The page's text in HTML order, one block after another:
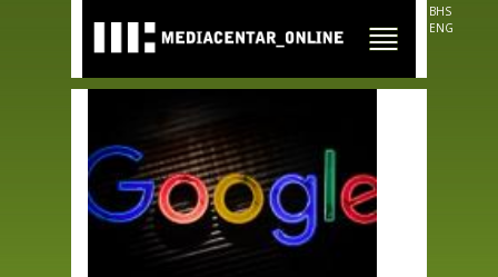
main
content
BHS
ENG